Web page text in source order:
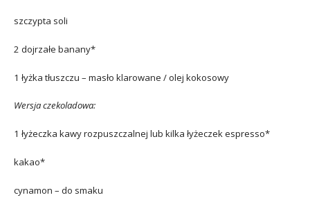
szczypta soli
2 dojrzałe banany*
1 łyżka tłuszczu – masło klarowane / olej kokosowy
Wersja czekoladowa:
1 łyżeczka kawy rozpuszczalnej lub kilka łyżeczek espresso*
kakao*
cynamon – do smaku